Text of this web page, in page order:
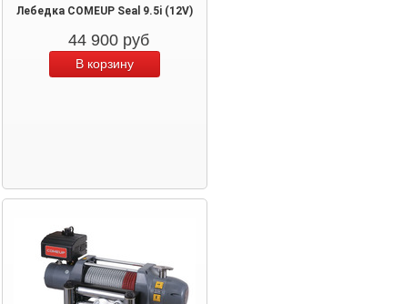
Лебедка COMEUP Seal 9.5i (12V)
44 900 руб